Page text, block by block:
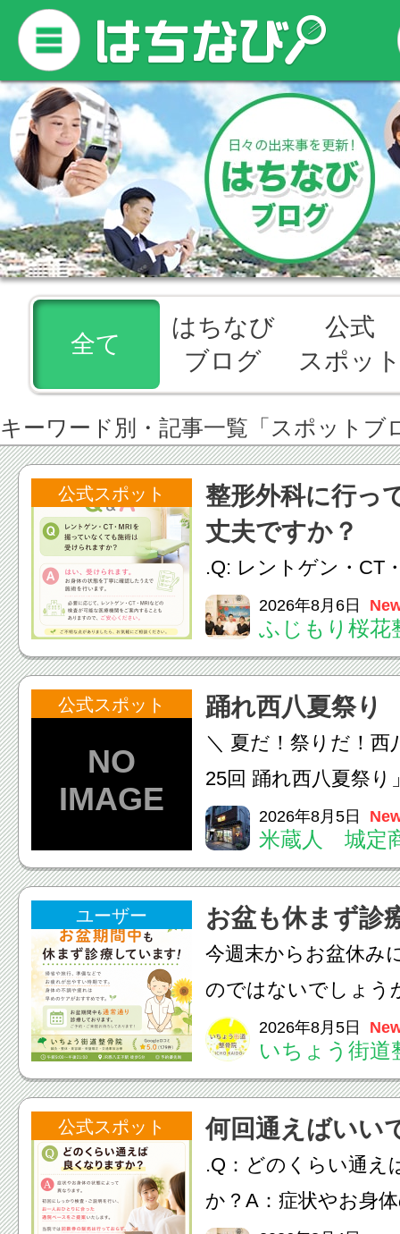
全て
はちなび
ブログ
公式
スポッ
キーワード別・記事一覧「スポットブ
公式スポット
整形外科に行っ
丈夫ですか？
.Q: レントゲン・CT
いなくても施術は受
A: はい、受けられま
態を丁寧に確認した
います。必要に応じ
ン・CT・MRIなどの
2026年8月6日
ふじもり桜花
公式スポット 踊れ西八夏祭り
＼ 夏だ！祭りだ！西
25回 踊れ西八夏祭
てくる！ 伝統の【阿
情熱の【よさこいソ
結！数多くの団体が
店街を舞台に最高の
2026年8月5日
米蔵人 城定
ユーザー お盆も休まず診
今週末からお盆休み
のではないでしょう
長時間の運転などで
痛・足の疲れが出や
いちょう街道整骨院
も通常通り診療して
みの...
2026年8月5日
いちょう街道
公式スポット 何回通えばいい
.Q：どのくらい通え
か？A：症状やお身